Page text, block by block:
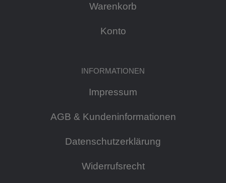
Warenkorb
Konto
INFORMATIONEN
Impressum
AGB & Kundeninformationen
Datenschutzerklärung
Widerrufsrecht